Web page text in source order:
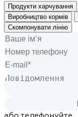
Продукти харчування
Виробництво кормів
Скомпонувати лінію
або телефонуйте